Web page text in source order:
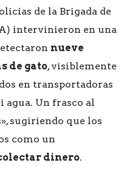
de la Brigada de
intervinieron en una
nueve
de gato, visiblemente
en transportadoras
agua. Un frasco al
sugiriendo que los
como un
dinero.